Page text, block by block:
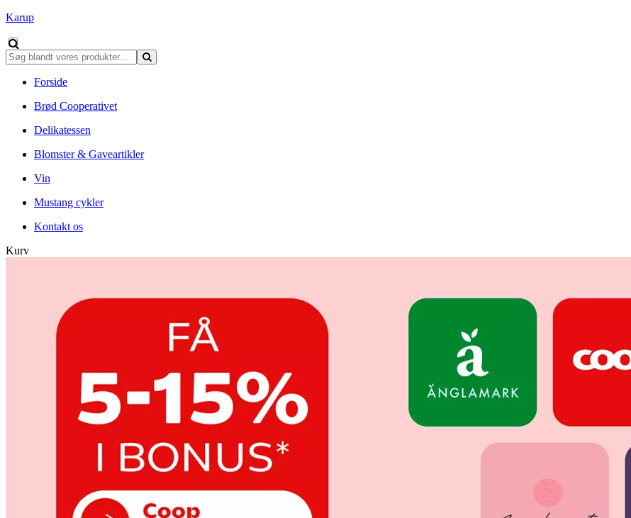
Karup
Forside
Brød Cooperativet
Delikatessen
Blomster & Gaveartikler
Vin
Mustang cykler
Kontakt os
Kurv